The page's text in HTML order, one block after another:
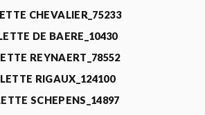
CHEVALIER_75233
DE BAERE_10430
REYNAERT_78552
RIGAUX_124100
SCHEPENS_14897